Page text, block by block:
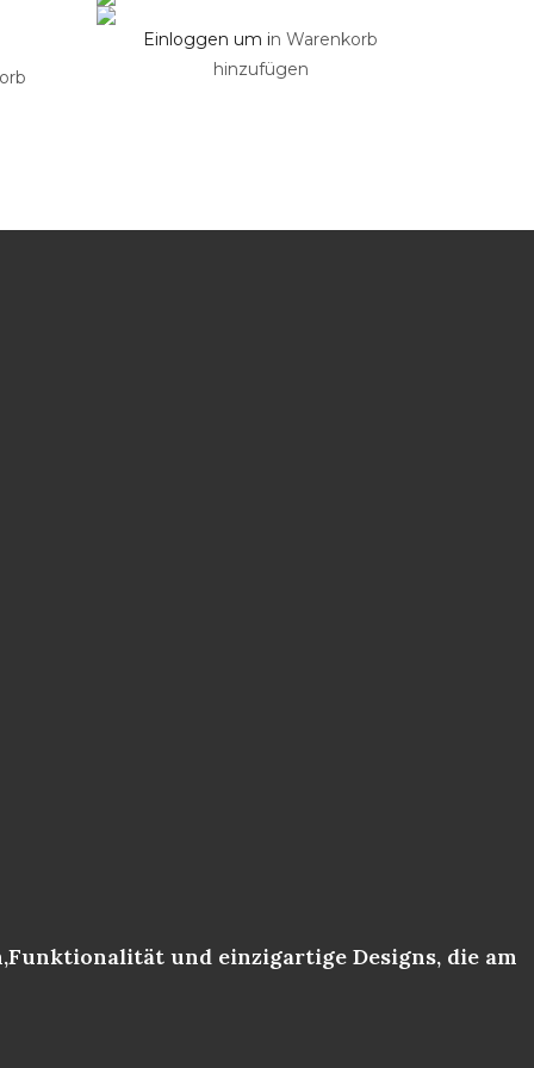
Einloggen um in Warenkorb
hinzufügen
und einzigartige Designs, die am